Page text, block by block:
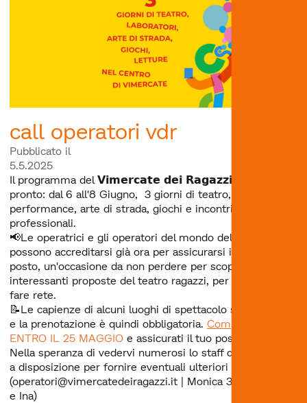
call operatori vdr
Pubblicato il
5.5.2025
Il programma del 𝗩𝗶𝗺𝗲𝗿𝗰𝗮𝘁𝗲 𝗱𝗲𝗶 𝗥𝗮𝗴𝗮𝘇𝘇𝗶 𝗙𝗲𝘀𝘁𝗶𝘃𝗮𝗹 è
pronto: dal 6 all'8 Giugno, 3 giorni di teatro, laboratori,
performance, arte di strada, giochi e incontri
professionali.
📢Le operatrici e gli operatori del mondo della cultura
possono accreditarsi già ora per assicurarsi il proprio
posto, un'occasione da non perdere per scoprire nuove
interessanti proposte del teatro ragazzi, per formarsi e
fare rete.
📝Le capienze di alcuni luoghi di spettacolo sono ridotte
e la prenotazione è quindi obbligatoria. Compila il modulo
ENTRO IL 25 MAGGIO e assicurati il tuo posto
Nella speranza di vedervi numerosi lo staff del festival è
a disposizione per fornire eventuali ulteriori informazioni.
(operatori@vimercatedeiragazzi.it | Monica 333.8193763
e Ina)